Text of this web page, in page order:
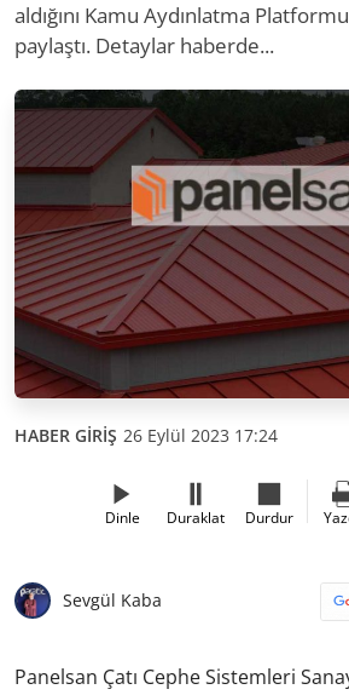
aldığını Kamu Aydınlatma
paylaştı. Detaylar haberde...
HABER GİRİŞ 26 Eylül 2023 17:24
Dinle Duraklat Durdur
Sevgül Kaba
Panelsan Çatı Cephe Sistemleri